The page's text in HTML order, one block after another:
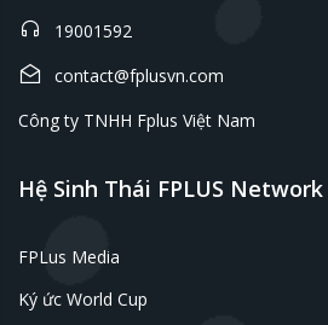
19001592
contact@fplusvn.com
Công ty TNHH Fplus Việt Nam
Hệ Sinh Thái FPLUS Network
FPLus Media
Ký ức World Cup